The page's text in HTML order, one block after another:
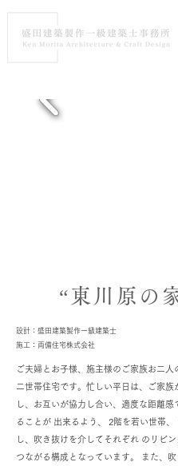
“東川原の
設計：盛田建築製作一級建築士
施工：両備住宅株式会社
ご夫婦とお子様、施主様のご家族お二人
二世帯住宅です。忙しい平日は、ご家族
し、お互いが協力し合い、適度な距離感
ることが 出来るよう、 2階を若い世帯、
し、吹き抜けを介してそれぞれ のリビ
つながる構成となっています。 また、